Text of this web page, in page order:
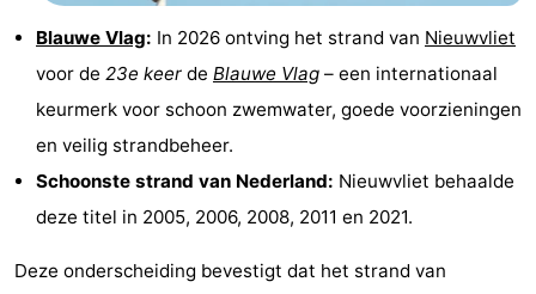
Praktisch
Route
Blauwe Vlag: In 2026 ontving het strand van Nieuwvliet
voor de 23e keer de Blauwe Vlag – een internationaal
keurmerk voor schoon zwemwater, goede voorzieningen
en veilig strandbeheer.
Schoonste strand van Nederland: Nieuwvliet behaalde
deze titel in 2005, 2006, 2008, 2011 en 2021.
Deze onderscheiding bevestigt dat het strand van